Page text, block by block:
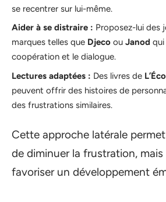
se recentrer sur lui-même.
Aider à se distraire : Proposez-lui des
marques telles que Djeco ou Janod
coopération et le dialogue.
Lectures adaptées : Des livres de
peuvent offrir des histoires de
des frustrations similaires.
Cette approche latérale
de diminuer la frustration, mais
favoriser un développement